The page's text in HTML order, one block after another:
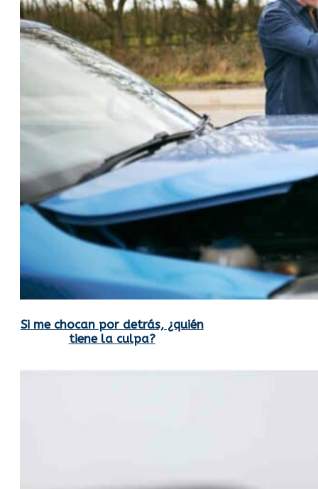
Si me chocan por detrás, ¿quién
tiene la culpa?